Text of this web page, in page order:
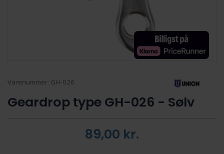
Varenummer: GH-026
Geardrop type GH-026 - Sølv
89,00 kr.